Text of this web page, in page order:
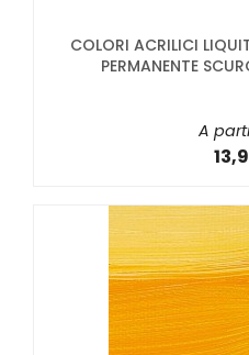
COLORI ACRILICI
PERMANENTE
A